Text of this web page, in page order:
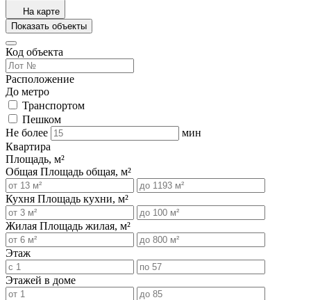
На карте
Показать объекты
Код объекта
Расположение
До метро
Транспортом
Пешком
Не более
мин
Квартира
Площадь, м²
Общая Площадь общая, м²
Кухня Площадь кухни, м²
Жилая Площадь жилая, м²
Этаж
Этажей в доме